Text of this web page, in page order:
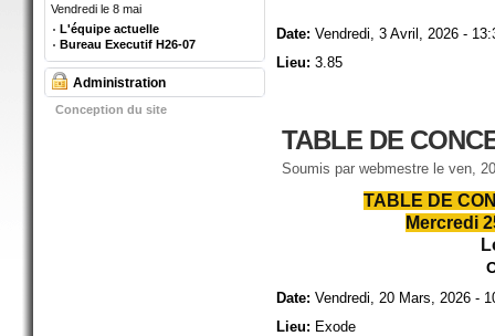
Vendredi le 8 mai
L'équipe actuelle
Bureau Executif H26-07
Administration
Conception du site
Date: Vendredi, 3 Avril, 2026 -
Lieu: 3.85
TABLE DE
Soumis par webmestre le ven,
TABLE DE
Mercredi
Date: Vendredi, 20 Mars, 2026 -
Lieu: Exode